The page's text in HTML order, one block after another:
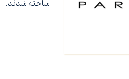
ساخته شدند.